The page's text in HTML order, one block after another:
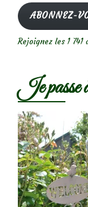
mail
ABONNEZ-
Rejoignez les 1 741
Je passe